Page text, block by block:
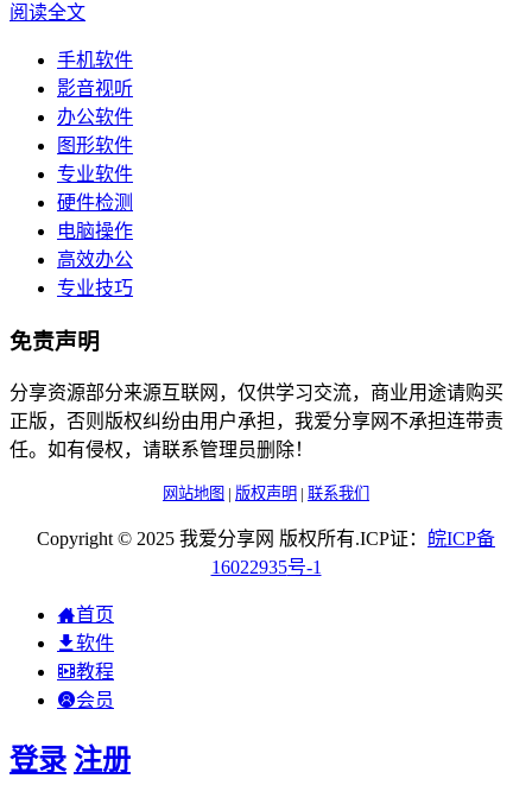
阅读全文
手机软件
影音视听
办公软件
图形软件
专业软件
硬件检测
电脑操作
高效办公
专业技巧
免责声明
分享资源部分来源互联网，仅供学习交流，商业用途请购买
正版，否则版权纠纷由用户承担，我爱分享网不承担连带责
任。如有侵权，请联系管理员删除！
网站地图 | 版权声明 | 联系我们
Copyright © 2025 我爱分享网 版权所有.ICP证： 皖ICP备
16022935号-1
首页
软件
教程
会员
登录 注册